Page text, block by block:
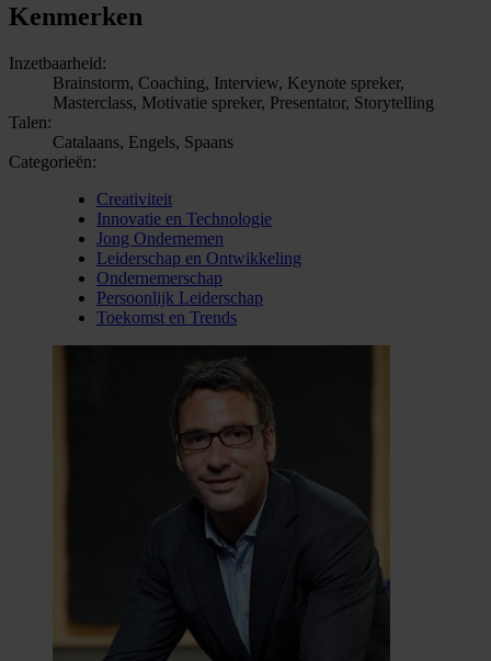
Kenmerken
Inzetbaarheid:
Brainstorm, Coaching, Interview, Keynote spreker,
Masterclass, Motivatie spreker, Presentator, Storytelling
Talen:
Catalaans, Engels, Spaans
Categorieën:
Creativiteit
Innovatie en Technologie
Jong Ondernemen
Leiderschap en Ontwikkeling
Ondernemerschap
Persoonlijk Leiderschap
Toekomst en Trends